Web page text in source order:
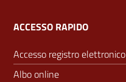
ACCESSO RAPIDO
Accesso registro elettronico
Albo online